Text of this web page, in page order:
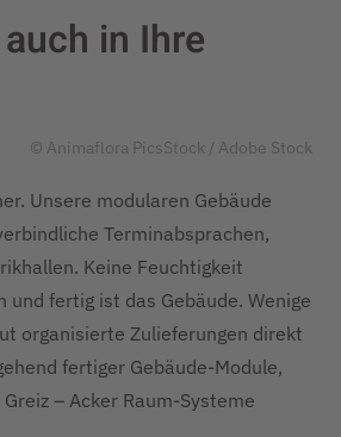
in Ihre
© Animaflora PicsStock / Adobe Stock
Unsere modularen Gebäude
Terminabsprachen,
Keine Feuchtigkeit
fertig ist das Gebäude. Wenige
organisierte Zulieferungen direkt
fertiger Gebäude-Module,
– Acker Raum-Systeme